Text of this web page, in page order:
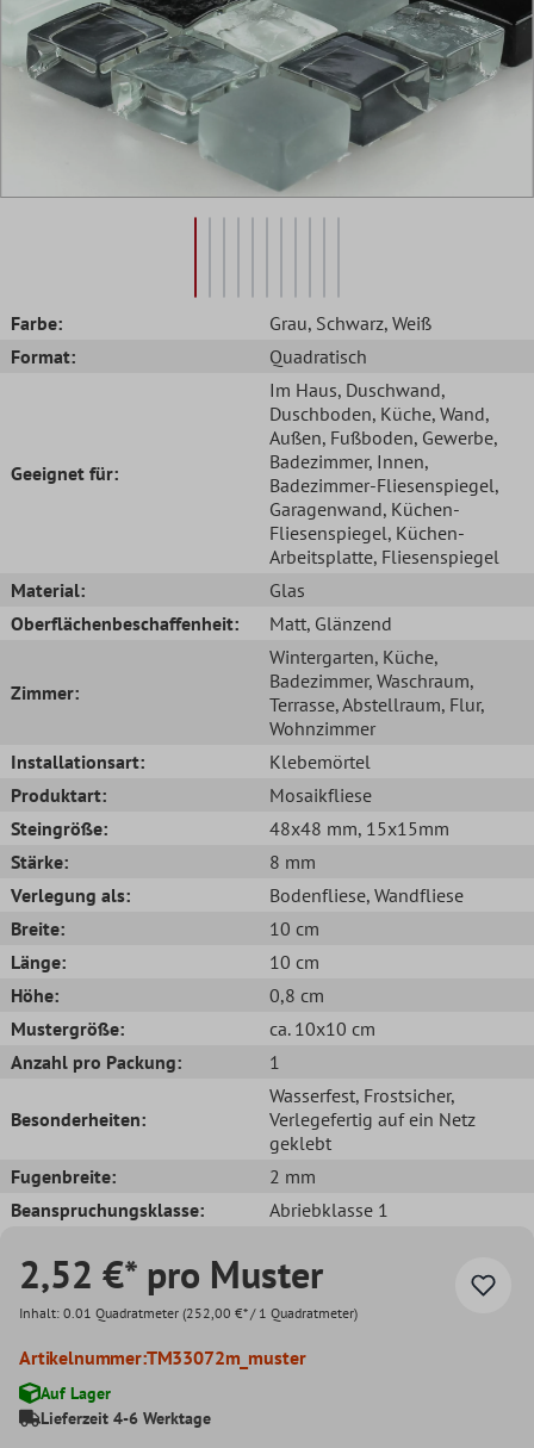
Farbe: Grau, Schwarz, Weiß
Format:
Quadratisch
Geeignet für:
Im Haus, Duschwand,
Duschboden, Küche, Wand,
Außen, Fußboden, Gewerbe,
Badezimmer, Innen,
Badezimmer-Fliesenspiegel,
Garagenwand, Küchen-
Fliesenspiegel, Küchen-
Arbeitsplatte, Fliesenspiegel
Material:
Glas
Oberflächenbeschaffenheit:
Matt, Glänzend
Zimmer:
Wintergarten, Küche,
Badezimmer, Waschraum,
Terrasse, Abstellraum, Flur,
Wohnzimmer
Installationsart:
Klebemörtel
Produktart:
Mosaikfliese
Steingröße:
48x48 mm, 15x15mm
Stärke:
8 mm
Verlegung als:
Bodenfliese, Wandfliese
Breite:
10 cm
Länge:
10 cm
Höhe:
0,8 cm
Mustergröße:
ca. 10x10 cm
Anzahl pro Packung:
1
Besonderheiten:
Wasserfest, Frostsicher,
Verlegefertig auf ein Netz
geklebt
Fugenbreite:
2 mm
Beanspruchungsklasse:
Abriebklasse 1
2,52 €* pro Muster
Inhalt: 0.01 Quadratmeter (252,00 €* / 1 Quadratmeter)
Artikelnummer:TM33072m_muster
Auf Lager
Lieferzeit 4-6 Werktage